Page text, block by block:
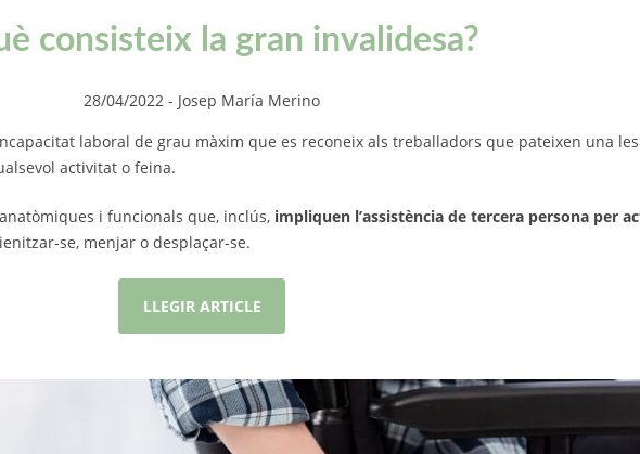
consisteix la gran invalidesa?
28/04/2022 - Josep María Merino
laboral de grau màxim que es reconeix als treballadors que pateixen una
activitat o feina.
i funcionals que, inclús, impliquen l’assistència de tercera persona per
se, menjar o desplaçar-se.
LLEGIR ARTICLE